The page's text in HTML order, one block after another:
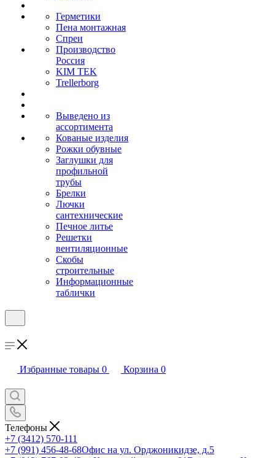
Герметики
Пена монтажная
Спреи
Производство
Россия
KIM TEK
Trellerborg
Выведено из
ассортимента
Кованые изделия
Рожки обувные
Заглушки для
профильной
трубы
Брелки
Лючки
сантехнические
Печное литье
Решетки
вентиляционные
Скобы
строительные
Информационные
таблички
Избранные товары 0 Корзина 0
Телефоны
+7 (3412) 570-111
+7 (991) 456-48-68Офис на ул. Орджоникидзе, д.5